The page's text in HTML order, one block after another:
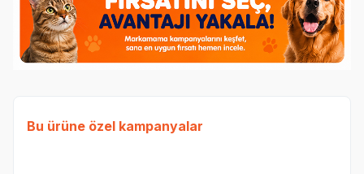
Bu ürüne özel kampanyalar